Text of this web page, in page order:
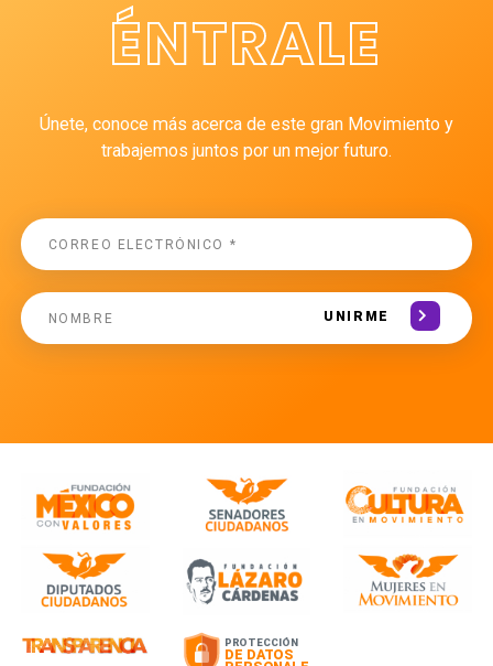
ÉNTRALE
Únete, conoce más acerca de este gran Movimiento y
trabajemos juntos por un mejor futuro.
UNIRME